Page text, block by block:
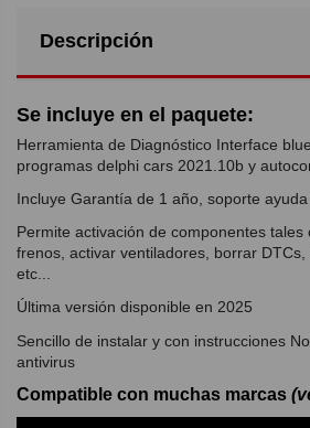
Descripción
Se incluye en el paquete:
Herramienta de Diagnóstico Interface
programas delphi cars 2021.10b y
Incluye Garantía de 1 año, soporte
Permite activación de componentes tales
frenos, activar ventiladores, borrar
etc...
Última versión disponible en 2025
Sencillo de instalar y con instrucciones
antivirus
Compatible con muchas marcas